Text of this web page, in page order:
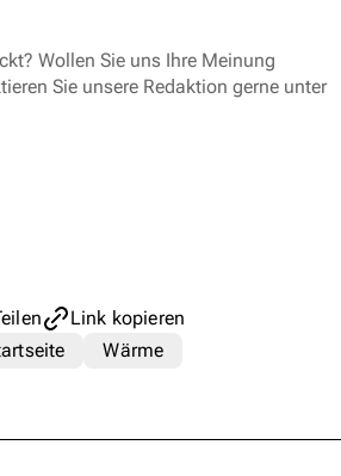
Wollen Sie uns Ihre Meinung
Sie unsere Redaktion gerne unter
Link kopieren
Wärme